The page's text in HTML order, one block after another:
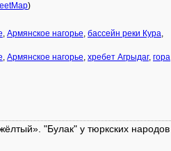
)
, Армянское нагорье, бассейн реки Кура,
, Армянское нагорье, хребет Агрыдаг, гора
"Булак" у тюркских народов